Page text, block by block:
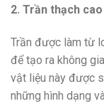
2. Trần thạch cao
Trần được làm từ
để tạo ra không
vật liệu này được
những hình dạng